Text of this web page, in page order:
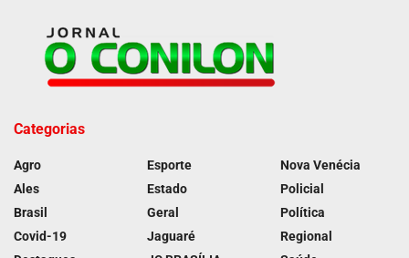
Categorias
Agro
Ales
Brasil
Covid-19
Esporte
Estado
Geral
Jaguaré
Nova Venécia
Policial
Política
Regional